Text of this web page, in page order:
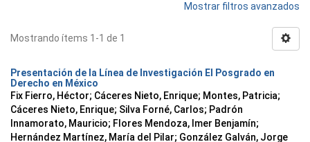
Mostrar filtros avanzados
Mostrando ítems 1-1 de 1
Presentación de la Línea de Investigación El Posgrado en
Derecho en México
Fix Fierro, Héctor; Cáceres Nieto, Enrique; Montes, Patricia;
Cáceres Nieto, Enrique; Silva Forné, Carlos; Padrón
Innamorato, Mauricio; Flores Mendoza, Imer Benjamín;
Hernández Martínez, María del Pilar; González Galván, Jorge